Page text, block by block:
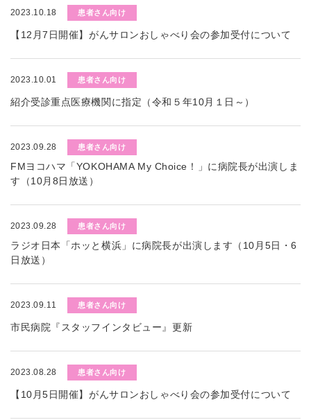
2023.10.18 患者さん向け
【12月7日開催】がんサロンおしゃべり会の参加受付について
2023.10.01 患者さん向け
紹介受診重点医療機関に指定（令和５年10月１日～）
2023.09.28 患者さん向け
FMヨコハマ「YOKOHAMA My Choice！」に病院長が出演しま
す（10月8日放送）
2023.09.28 患者さん向け
ラジオ日本「ホッと横浜」に病院長が出演します（10月5日・6
日放送）
2023.09.11 患者さん向け
市民病院『スタッフインタビュー』更新
2023.08.28 患者さん向け
【10月5日開催】がんサロンおしゃべり会の参加受付について